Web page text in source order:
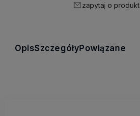
zapytaj o produkt
OpisSzczegółyPowiązane